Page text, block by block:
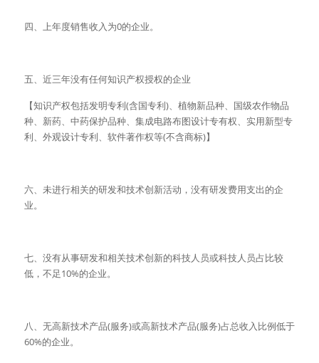
四、上年度销售收入为0的企业。
五、近三年没有任何知识产权授权的企业
【知识产权包括发明专利(含国专利)、植物新品种、国级农作物品
种、新药、中药保护品种、集成电路布图设计专有权、实用新型专
利、外观设计专利、软件著作权等(不含商标)】
六、未进行相关的研发和技术创新活动，没有研发费用支出的企
业。
七、没有从事研发和相关技术创新的科技人员或科技人员占比较
低，不足10%的企业。
八、无高新技术产品(服务)或高新技术产品(服务)占总收入比例低于
60%的企业。